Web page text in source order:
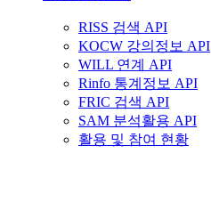
RISS 검색 API
KOCW 강의정보 API
WILL 연계 API
Rinfo 통계정보 API
FRIC 검색 API
SAM 분석활용 API
활용 및 참여 현황